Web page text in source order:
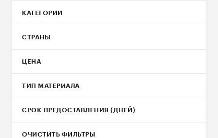
сопровождаются анализом новейших трендов
КАТЕГОРИИ
СТРАНЫ
ЦЕНА
ТИП МАТЕРИАЛА
СРОК ПРЕДОСТАВЛЕНИЯ (ДНЕЙ)
ОЧИСТИТЬ ФИЛЬТРЫ